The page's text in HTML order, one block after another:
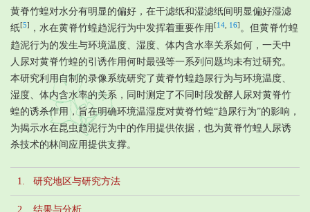
黄脊竹蝗对水分有明显的偏好，在干滤纸和湿滤纸间明显偏好湿滤
纸[5] ，水在黄脊竹蝗趋泥行为中发挥着重要作用 [14 16] 。但黄脊竹蝗
趋泥行为的发生与环境温度、湿度、体内含水率关系如何，一天中
人尿对黄脊竹蝗的引诱作用何时最强等一系列问题均未有过研究。
本研究利用自制的录像系统研究了黄脊竹蝗趋尿行为与环境温度、
湿度、体内含水率的关系，同时测定了不同时段发酵人尿对黄脊竹
蝗的诱杀作用，旨在明确环境温湿度对黄脊竹蝗“趋尿行为”的影响，
为揭示水在昆虫趋泥行为中的作用提供依据，也为黄脊竹蝗人尿诱
杀技术的林间应用提供支撑。
1. 研究地区与研究方法
2. 结果与分析